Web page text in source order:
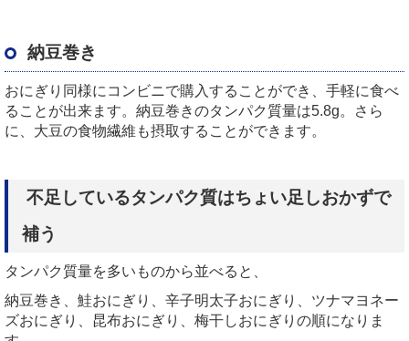
納豆巻き
おにぎり同様にコンビニで購入することができ、手軽に食べ
ることが出来ます。納豆巻きのタンパク質量は5.8g。さら
に、大豆の食物繊維も摂取することができます。
不足しているタンパク質はちょい足しおかずで
補う
タンパク質量を多いものから並べると、
納豆巻き、鮭おにぎり、辛子明太子おにぎり、ツナマヨネー
ズおにぎり、昆布おにぎり、梅干しおにぎりの順になりま